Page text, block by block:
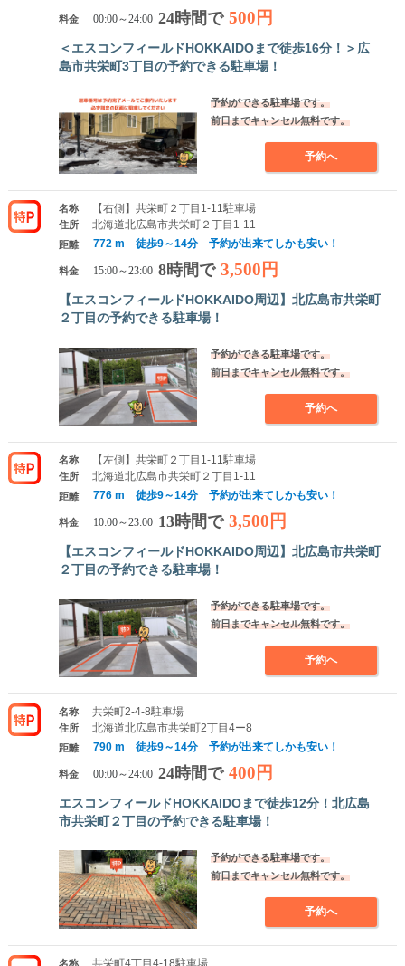
料金 00:00～24:00 24時間で 500円
＜エスコンフィールドHOKKAIDOまで徒歩16分！＞広
島市共栄町3丁目の予約できる駐車場！
予約ができる駐車場です。
前日までキャンセル無料です。
予約へ
名称 【右側】共栄町２丁目1-11駐車場
住所 北海道北広島市共栄町２丁目1-11
距離 772 m 徒歩9～14分 予約が出来てしかも安い！
料金 15:00～23:00 8時間で 3,500円
【エスコンフィールドHOKKAIDO周辺】北広島市共栄町
２丁目の予約できる駐車場！
予約ができる駐車場です。
前日までキャンセル無料です。
予約へ
名称 【左側】共栄町２丁目1-11駐車場
住所 北海道北広島市共栄町２丁目1-11
距離 776 m 徒歩9～14分 予約が出来てしかも安い！
料金 10:00～23:00 13時間で 3,500円
【エスコンフィールドHOKKAIDO周辺】北広島市共栄町
２丁目の予約できる駐車場！
予約ができる駐車場です。
前日までキャンセル無料です。
予約へ
名称 共栄町2-4-8駐車場
住所 北海道北広島市共栄町2丁目4ー8
距離 790 m 徒歩9～14分 予約が出来てしかも安い！
料金 00:00～24:00 24時間で 400円
エスコンフィールドHOKKAIDOまで徒歩12分！北広島
市共栄町２丁目の予約できる駐車場！
予約ができる駐車場です。
前日までキャンセル無料です。
予約へ
名称 共栄町4丁目4-18駐車場